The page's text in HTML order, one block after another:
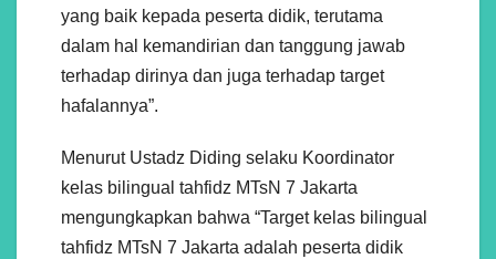
yang baik kepada peserta didik, terutama
dalam hal kemandirian dan tanggung jawab
terhadap dirinya dan juga terhadap target
hafalannya”.
Menurut Ustadz Diding selaku Koordinator
kelas bilingual tahfidz MTsN 7 Jakarta
mengungkapkan bahwa “Target kelas bilingual
tahfidz MTsN 7 Jakarta adalah peserta didik